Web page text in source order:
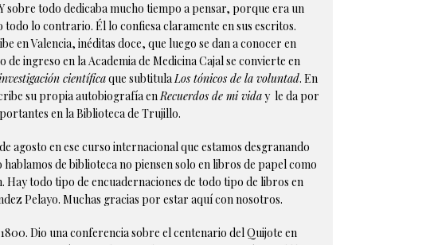
todo dedicaba mucho tiempo a pensar, porque era un
lo contrario. Él lo confiesa claramente en sus escritos.
en Valencia, inéditas doce, que luego se dan a conocer en
ingreso en la Academia de Medicina Cajal se convierte en
científicaque subtitulaLos tónicos de la voluntad. En
su propia autobiografía enRecuerdos de mi viday le da por
en la Biblioteca de Trujillo.
agosto en ese curso internacional que estamos desgranando
de biblioteca no piensen solo en libros de papel como
todo tipo de encuadernaciones de todo tipo de libros en
Pelayo. Muchas gracias por estar aquí con nosotros.
Dio una conferencia sobre el centenario del Quijote en